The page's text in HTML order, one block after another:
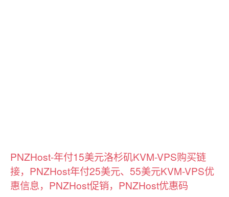
PNZHost-年付15美元洛杉矶KVM-VPS购买链
接，PNZHost年付25美元、55美元KVM-VPS优
惠信息，PNZHost促销，PNZHost优惠码